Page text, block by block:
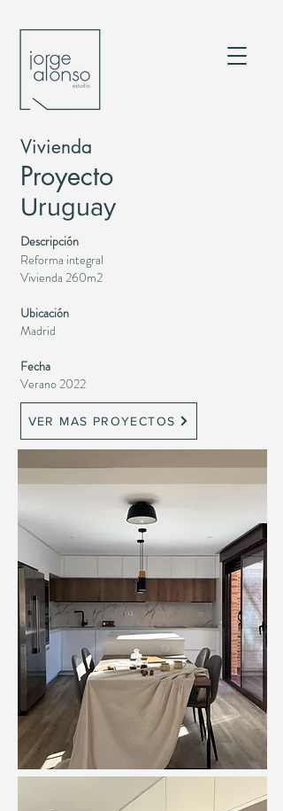
Vivienda
Proyecto
Uruguay
Descripción
Reforma integral
Vivienda 260m2
Ubicación
Madrid
Fecha
Verano 2022
VER MAS PROYECTOS